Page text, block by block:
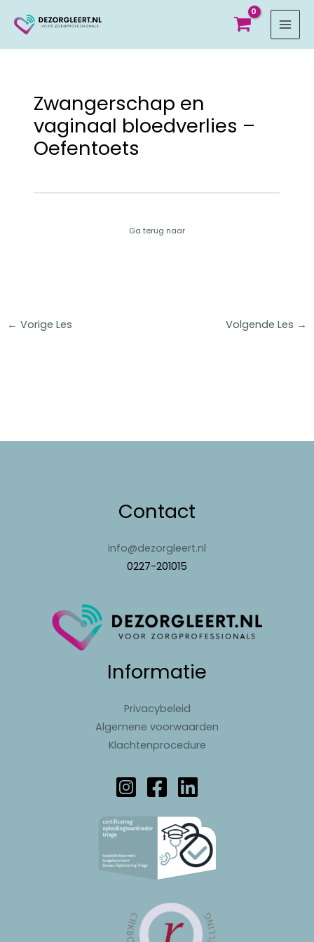
Zwangerschap en
vaginaal bloedverlies –
Oefentoets
Ga terug naar
← Vorige Les Volgende Les →
Contact
info@dezorgleert.nl
0227-201015
Informatie
Privacybeleid
Algemene voorwaarden
Klachtenprocedure